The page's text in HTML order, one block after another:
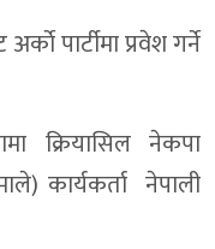
पार्टीमा प्रवेश गर्ने
क्रियासिल नेकपा
कार्यकर्ता नेपाली